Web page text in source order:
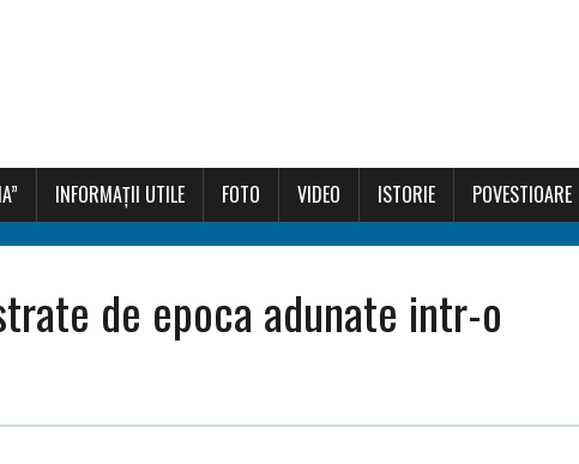
INFORMAȚII UTILE FOTO VIDEO ISTORIE POVESTIOARE
de epoca adunate intr-o